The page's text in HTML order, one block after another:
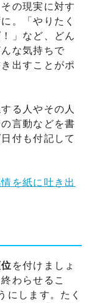
の現実に対す
。「やりたく
」など、どん
な気持ちで
出すことがポ
る人やその人
言動などを書
付も付記して
を紙に吐き出
を付けましょ
わらせるこ
にします。たく